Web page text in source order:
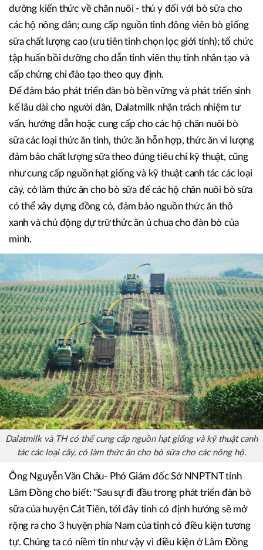
Tiên hình thành Hợp tác xã chăn nuôi bò sữa huyện Cát
Tiên để làm đầu mối ký hợp đồng kinh tế liên kết chăn
nuôi và tiêu thụ sản phẩm sữa nhằm đảm bảo tuần hoàn,
khép kín từ đầu vào đến đầu ra theo chuỗi giá trị.
Các lớp tập huấn cũng được tổ chức thường xuyên để bồi
dưỡng kiến thức về chăn nuôi - thú y đối với bò sữa cho
các hộ nông dân; cung cấp nguồn tinh đông viên bò giống
sữa chất lượng cao (ưu tiên tinh chọn lọc giới tính); tổ chức
tập huấn bồi dưỡng cho dẫn tinh viên thụ tinh nhân tạo và
cấp chứng chỉ đào tạo theo quy định.
Để đảm bảo phát triển đàn bò bền vững và phát triển sinh
kế lâu dài cho người dân, Dalatmilk nhận trách nhiệm tư
vấn, hướng dẫn hoặc cung cấp cho các hộ chăn nuôi bò
sữa các loại thức ăn tinh, thức ăn hỗn hợp, thức ăn vi lượng
đảm bảo chất lượng sữa theo đúng tiêu chí kỹ thuật, cũng
như cung cấp nguồn hạt giống và kỹ thuật canh tác các loại
cây, cỏ làm thức ăn cho bò sữa để các hộ chăn nuôi bò sữa
có thể xây dựng đồng cỏ, đảm bảo nguồn thức ăn thô
xanh và chủ động dự trữ thức ăn ủ chua cho đàn bò của
mình.
Dalatmilk và TH có thể cung cấp nguồn hạt giống và kỹ thuật canh
tác các loại cây, cỏ làm thức ăn cho bò sữa cho các nông hộ.